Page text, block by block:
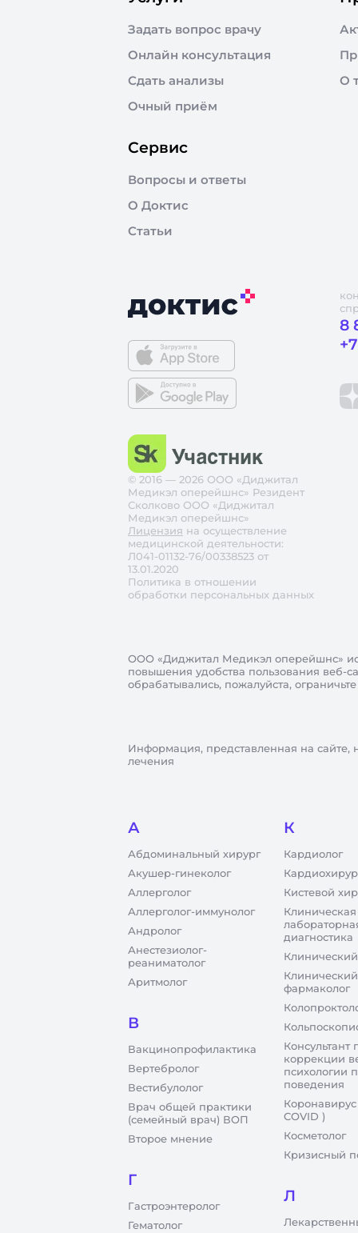
Задать вопрос врачу
Онлайн консультация
Сдать анализы
Очный приём
О
Сервис
Вопросы и ответы
О Доктис
Статьи
8
© 2016 — 2026 ООО «Диджитал
Медикэл оперейшнс» Резидент
Сколково ООО «Диджитал
Медикэл оперейшнс»
Лицензия на осуществление
медицинской деятельности:
Л041-01132-76/00338523 от
13.01.2020
Политика в отношении
обработки персональных данных
ООО «Диджитал Медикэл оперейшнс»
повышения удобства пользования веб-
обрабатывались, пожалуйста,
Информация, представленная на сайте,
лечения
А
Абдоминальный хирург
Акушер-гинеколог
Аллерголог
Аллерголог-иммунолог
Андролог
Анестезиолог-
реаниматолог
Аритмолог
В
Вакцинопрофилактика
Вертебролог
Вестибулолог
Врач общей практики
(семейный врач) ВОП
Второе мнение
Г
Гастроэнтеролог
Гематолог
К
Кардиолог
Кистевой
Клиническая
диагностика
Клинический
фармаколог
Консультант
коррекции
психологии
поведения
COVID )
Косметолог
Кризисный
Л